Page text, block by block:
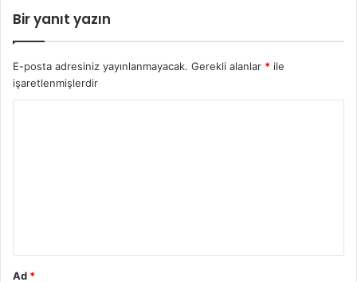
Bir yanıt yazın
E-posta adresiniz yayınlanmayacak. Gerekli alanlar * ile
işaretlenmişlerdir
Ad *